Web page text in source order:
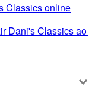
Classics online
Dani's Classics ao